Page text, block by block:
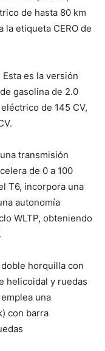
de hasta 80 km
la etiqueta CERO de
es la versión
gasolina de 2.0
de 145 CV,
transmisión
de 0 a 100
T6, incorpora una
autonomía
WLTP, obteniendo
horquilla con
helicoidal y ruedas
una
con barra